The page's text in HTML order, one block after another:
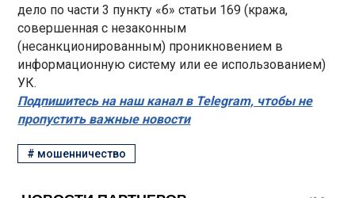
дело по части 3 пункту «б» статьи 169 (кража,
совершенная с незаконным
(несанкционированным) проникновением в
информационную систему или ее использованием)
УК.
Подпишитесь на наш канал в Telegram, чтобы не
пропустить важные новости
# мошенничество